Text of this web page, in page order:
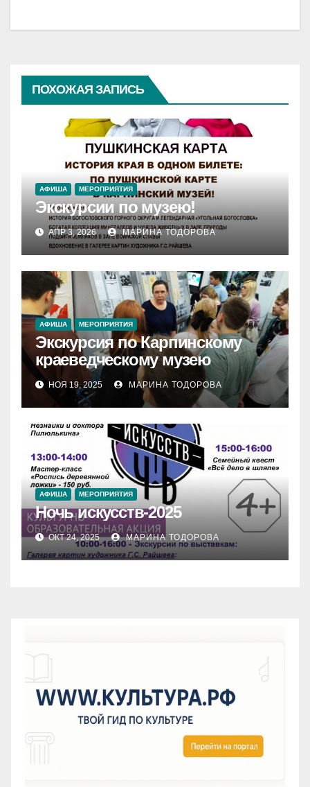
ПОХОЖАЯ ЗАПИСЬ
АФИША МЕРОПРИЯТИЯ
Экскурсии по музею!
АПР 3, 2026 МАРИНА ТОДОРОВА
АФИША МЕРОПРИЯТИЯ
Экскурсия по Карпинскому
краеведческому музею
НОЯ 19, 2025 МАРИНА ТОДОРОВА
АФИША МЕРОПРИЯТИЯ
Ночь искусств-2025
ОКТ 24, 2025 МАРИНА ТОДОРОВА